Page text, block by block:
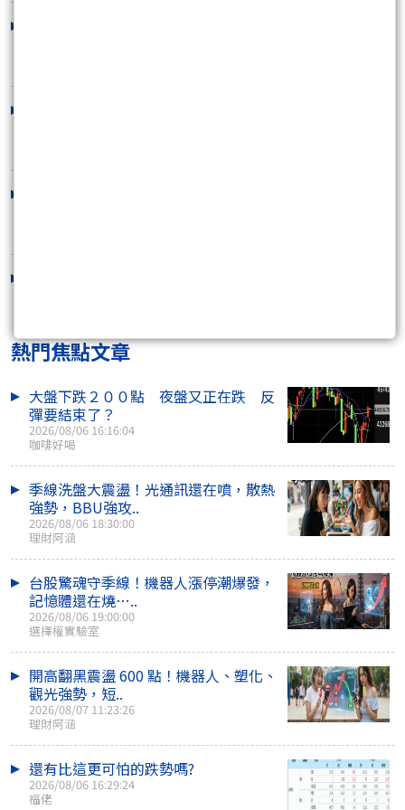
熱門焦點文章
大盤下跌２００點 夜盤又正在跌 反
彈要結束了？
2026/08/06 16:16:04
咖啡好喝
季線洗盤大震盪！光通訊還在噴，散熱
強勢，BBU強攻..
2026/08/06 18:30:00
理財阿涵
台股驚魂守季線！機器人漲停潮爆發，
記憶體還在燒…..
2026/08/06 19:00:00
選擇權實驗室
開高翻黑震盪 600 點！機器人、塑化、
觀光強勢，短..
2026/08/07 11:23:26
理財阿涵
還有比這更可怕的跌勢嗎?
2026/08/06 16:29:24
福佬